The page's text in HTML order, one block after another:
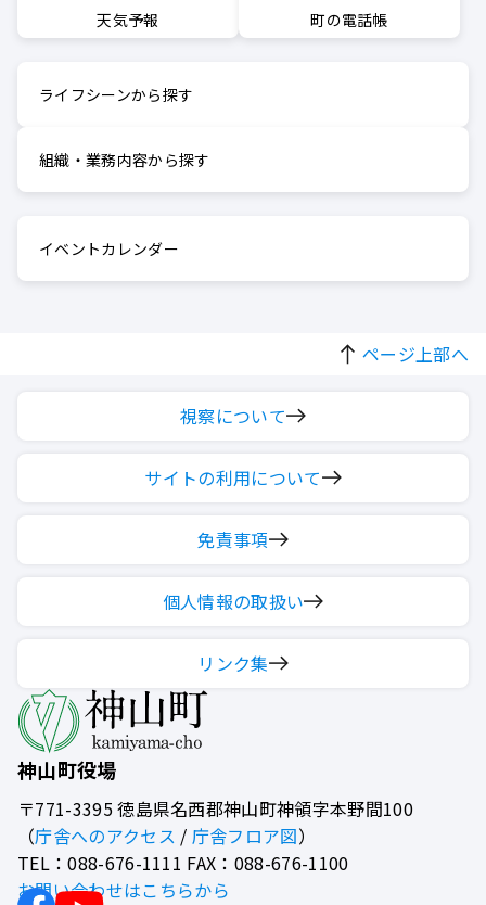
天気予報 町の電話帳
ライフシーンから探す
組織・業務内容から探す
イベントカレンダー
ページ上部へ
神山町役場
〒771-3395徳島県名西郡神山町神領字本野間100
（庁舎へのアクセス / 庁舎フロア図）
TEL：088-676-1111 FAX：088-676-1100
お問い合わせはこちらから
視察について
サイトの利用について
免責事項
個人情報の取扱い
リンク集